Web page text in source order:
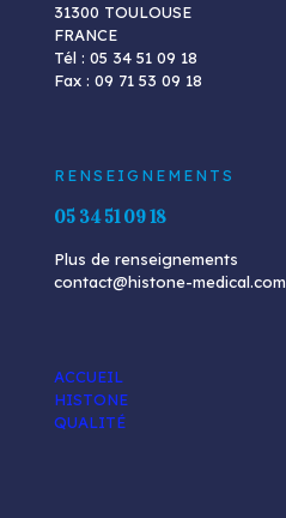
31300 TOULOUSE
FRANCE
Tél : 05 34 51 09 18
Fax : 09 71 53 09 18
RENSEIGNEMENTS
05 34 51 09 18
Plus de renseignements
contact@histone-medical.com
ACCUEIL
HISTONE
QUALITÉ